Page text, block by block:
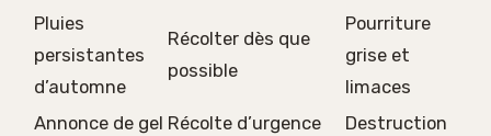
Pluies
persistantes
d’automne
Récolter dès que
possible
Pourriture
grise et
limaces
Annonce de gel Récolte d’urgence
Destruction